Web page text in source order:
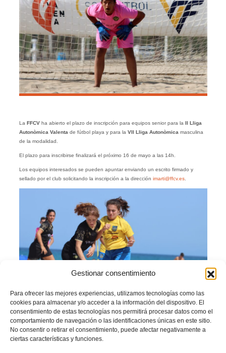
Gestionar consentimiento
Para ofrecer las mejores experiencias, utilizamos tecnologías como las
cookies para almacenar y/o acceder a la información del dispositivo. El
consentimiento de estas tecnologías nos permitirá procesar datos como el
comportamiento de navegación o las identificaciones únicas en este sitio.
No consentir o retirar el consentimiento, puede afectar negativamente a
ciertas características y funciones.
La FFCVha abierto el plazo de inscripción para equipos senior para la II Lliga
Autonòmica Valenta de fútbol playa y para la VII Lliga Autonòmica masculina
de la modalidad.
El plazo para inscribirse finalizará el próximo 16 de mayo a las 14h.
Los equipos interesados se pueden apuntar enviando un escrito firmado y
sellado por el club solicitando la inscripción a la dirección imarti@ffcv.es.
Imagen de la I Lliga Autonòmica Valenta celebrada en la playa de San Juan de
Alicante en 2021
La plantilla inscrita deberá contar con un mínimo de 12 jugadores/as.